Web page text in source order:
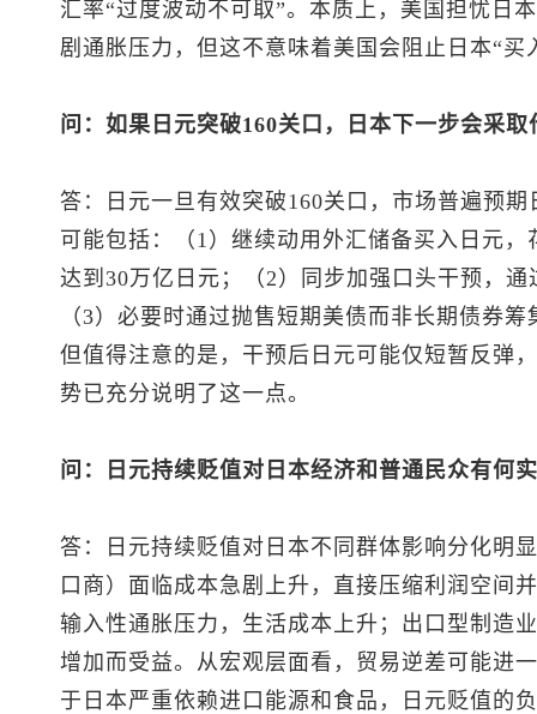
汇率“过度波动不可取”。本质上，美国担忧日
剧通胀压力，但这不意味着美国会阻止日本“
问：如果日元突破160关口，日本下一步会采取
答：日元一旦有效突破160关口，市场普遍预
可能包括：（1）继续动用外汇储备买入日元
达到30万亿日元；（2）同步加强口头干预，
（3）必要时通过抛售短期美债而非长期债券
但值得注意的是，干预后日元可能仅短暂反
势已充分说明了这一点。
问：日元持续贬值对日本经济和普通民众有何
答：日元持续贬值对日本不同群体影响分化明
口商）面临成本急剧上升，直接压缩利润空间
输入性通胀压力，生活成本上升；出口型制造
增加而受益。从宏观层面看，贸易逆差可能进
于日本严重依赖进口能源和食品，日元贬值的